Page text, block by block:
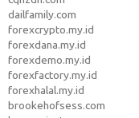
dailfamily.com
forexcrypto.my.id
forexdana.my.id
forexdemo.my.id
forexfactory.my.id
forexhalal.my.id
brookehofsess.com